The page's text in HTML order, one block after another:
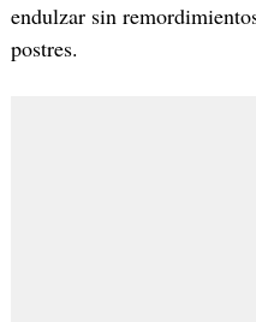
endulzar sin
postres.